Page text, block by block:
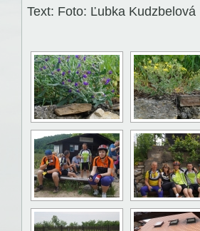
Text: Foto: Ľubka Kudzbelová